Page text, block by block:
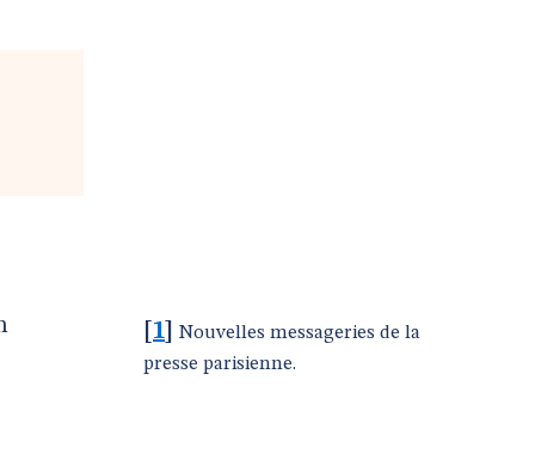
1
Nouvelles messageries de la
presse parisienne.